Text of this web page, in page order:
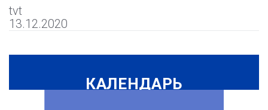
tvt
13.12.2020
КАЛЕНДАРЬ